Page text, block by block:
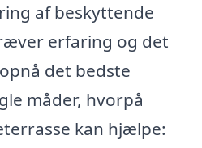
af beskyttende
erfaring og det
det bedste
måder, hvorpå
kan hjælpe: